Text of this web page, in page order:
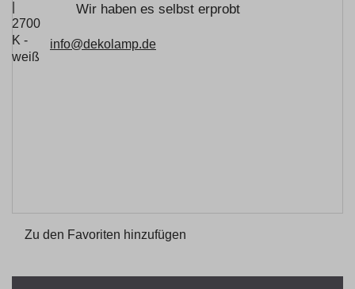
Wir haben es selbst erprobt
info@dekolamp.de
Zu den Favoriten hinzufügen